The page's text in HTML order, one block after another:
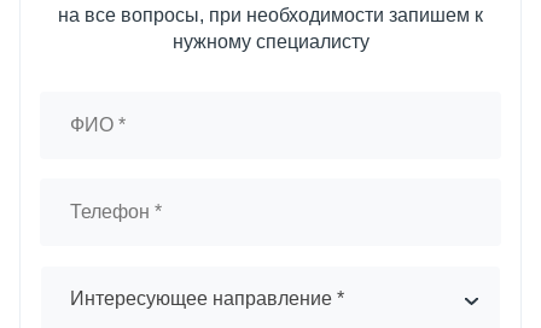
на все вопросы, при необходимости запишем к
нужному специалисту
Интересующее направление *